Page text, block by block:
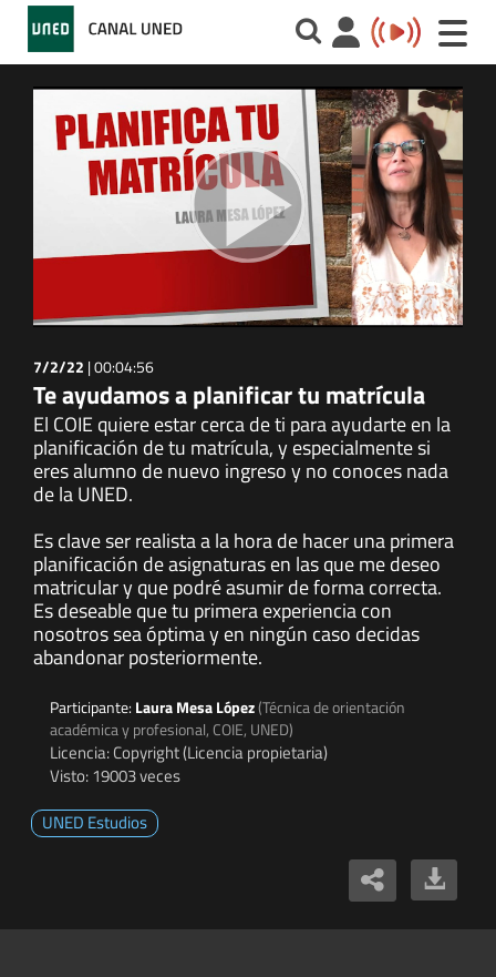
Toggle
7/2/22 |00:04:56
Te ayudamos a planificar tu matrícula
El COIE quiere estar cerca de ti para ayudarte en la
planificación de tu matrícula, y especialmente si
eres alumno de nuevo ingreso y no conoces nada
de la UNED.
Es clave ser realista a la hora de hacer una primera
planificación de asignaturas en las que me deseo
matricular y que podré asumir de forma correcta.
Es deseable que tu primera experiencia con
nosotros sea óptima y en ningún caso decidas
abandonar posteriormente.
Participante: Laura Mesa López(Técnica de orientación
académica y profesional, COIE, UNED)
Licencia: Copyright (Licencia propietaria)
Visto: 19003 veces
UNED Estudios